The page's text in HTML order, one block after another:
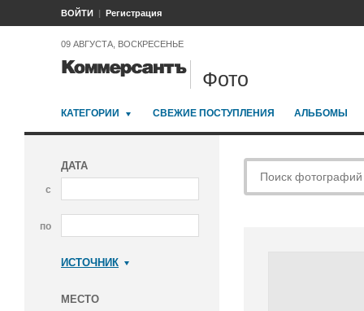
ВОЙТИ Регистрация
09 АВГУСТА, ВОСКРЕСЕНЬЕ
Фото
КАТЕГОРИИ СВЕЖИЕ ПОСТУПЛЕНИЯ АЛЬБОМЫ
ДАТА
с
по
ИСТОЧНИК
МЕСТО